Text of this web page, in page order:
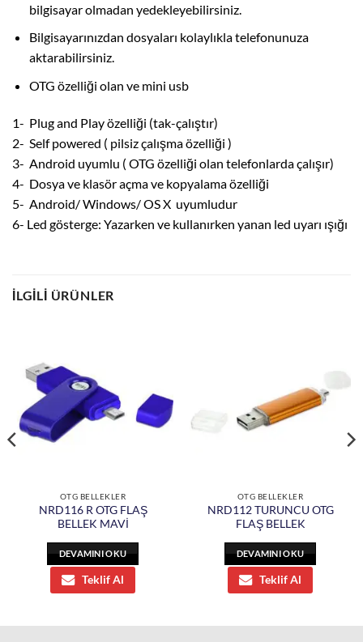
bilgisayar olmadan yedekleyebilirsiniz.
Bilgisayarınızdan dosyaları kolaylıkla telefonunuza
aktarabilirsiniz.
OTG özelliği olan ve mini usb
1- Plug and Play özelliği (tak-çalıştır)
2- Self powered ( pilsiz çalışma özelliği )
3- Android uyumlu ( OTG özelliği olan telefonlarda çalışır)
4- Dosya ve klasör açma ve kopyalama özelliği
5- Android/ Windows/ OS X uyumludur
6- Led gösterge: Yazarken ve kullanırken yanan led uyarı ışığı
İLGILI ÜRÜNLER
OTG BELLEKLER
NRD116 R OTG FLAŞ
BELLEK MAVİ
DEVAMINI OKU
Teklif Al
OTG BELLEKLER
NRD112 TURUNCU OTG
FLAŞ BELLEK
DEVAMINI OKU
Teklif Al